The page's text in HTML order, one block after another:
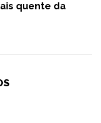
quente da